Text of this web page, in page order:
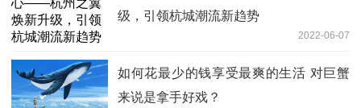
级，引领杭城潮流新趋势
2022-06-07
如何花最少的钱享受最爽的生活 对巨蟹
来说是拿手好戏？